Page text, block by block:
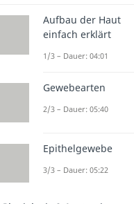
Aufbau der Haut
einfach erklärt
1/3 – Dauer: 04:01
Gewebearten
2/3 – Dauer: 05:40
Epithelgewebe
3/3 – Dauer: 05:22